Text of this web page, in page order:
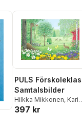
PULS
Samtalsbilder
Hilkka Mikkonen, Karin
Persson Gode
397 kr